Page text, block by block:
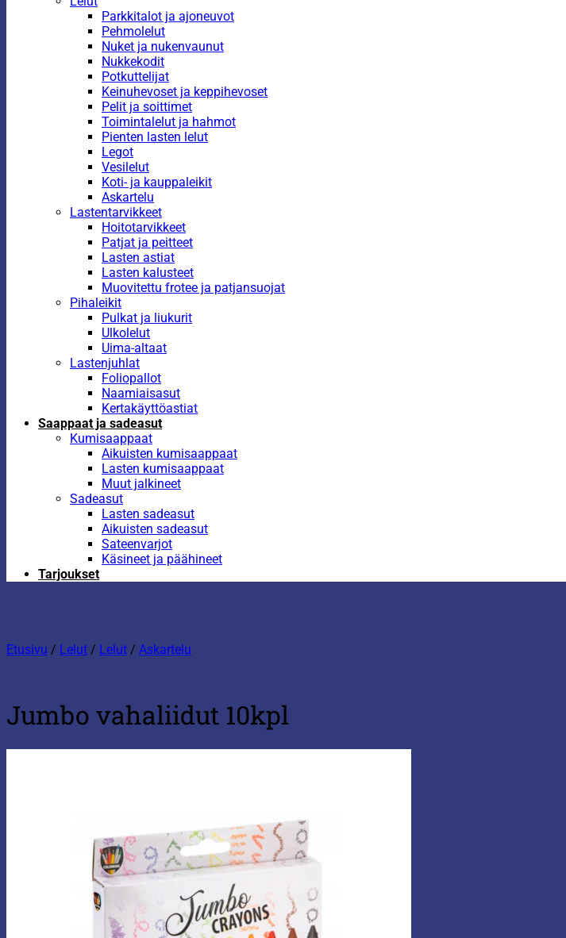
Parkkitalot ja ajoneuvot
Pehmolelut
Nuket ja nukenvaunut
Nukkekodit
Potkuttelijat
Keinuhevoset ja keppihevoset
Pelit ja soittimet
Toimintalelut ja hahmot
Pienten lasten lelut
Legot
Vesilelut
Koti- ja kauppaleikit
Askartelu
Lastentarvikkeet
Hoitotarvikkeet
Patjat ja peitteet
Lasten astiat
Lasten kalusteet
Muovitettu frotee ja patjansuojat
Pihaleikit
Pulkat ja liukurit
Ulkolelut
Uima-altaat
Lastenjuhlat
Foliopallot
Naamiaisasut
Kertakäyttöastiat
Saappaat ja sadeasut
Kumisaappaat
Aikuisten kumisaappaat
Lasten kumisaappaat
Muut jalkineet
Sadeasut
Lasten sadeasut
Aikuisten sadeasut
Sateenvarjot
Käsineet ja päähineet
Tarjoukset
Etusivu / Lelut / Lelut / Askartelu
Jumbo vahaliidut 10kpl